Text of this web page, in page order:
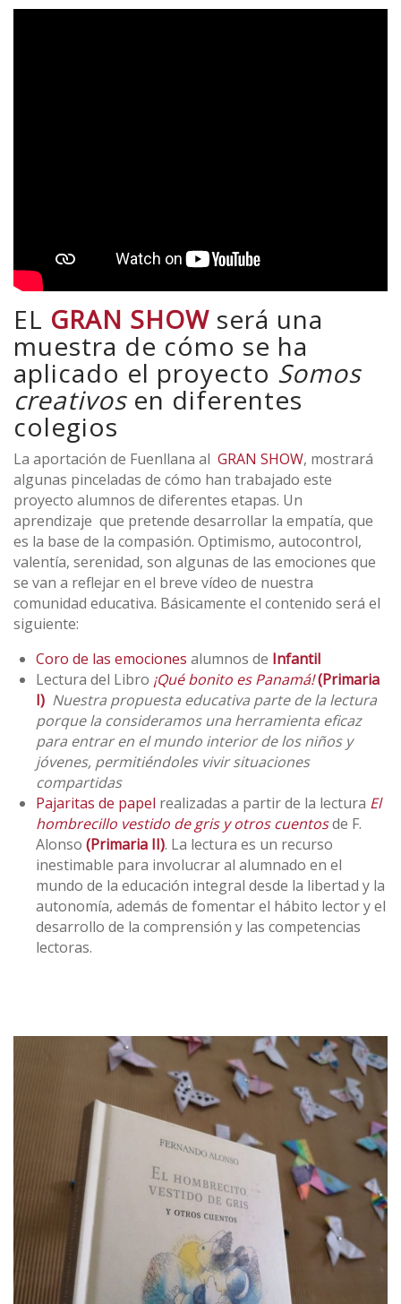
EL GRAN SHOW será una
muestra de cómo se ha
aplicado el proyecto Somos
creativosen diferentes
colegios
La aportación de Fuenllana al GRAN SHOW, mostrará
algunas pinceladas de cómo han trabajado este
proyecto alumnos de diferentes etapas. Un
aprendizaje que pretende desarrollar la empatía, que
es la base de la compasión. Optimismo, autocontrol,
valentía, serenidad, son algunas de las emociones que
se van a reflejar en el breve vídeo de nuestra
comunidad educativa. Básicamente el contenido será el
siguiente:
Coro de las emociones alumnos de Infantil
Lectura del Libro ¡Qué bonito es Panamá!(Primaria
I) Nuestra propuesta educativa parte de la lectura
porque la consideramos una herramienta eficaz
para entrar en el mundo interior de los niños y
jóvenes, permitiéndoles vivir situaciones
compartidas
Pajaritas de papel realizadas a partir de la lectura El
hombrecillo vestido de gris y otros cuentosde F.
Alonso (Primaria II). La lectura es un recurso
inestimable para involucrar al alumnado en el
mundo de la educación integral desde la libertad y la
autonomía, además de fomentar el hábito lector y el
desarrollo de la comprensión y las competencias
lectoras.